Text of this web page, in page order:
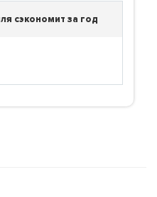
сэкономит за год